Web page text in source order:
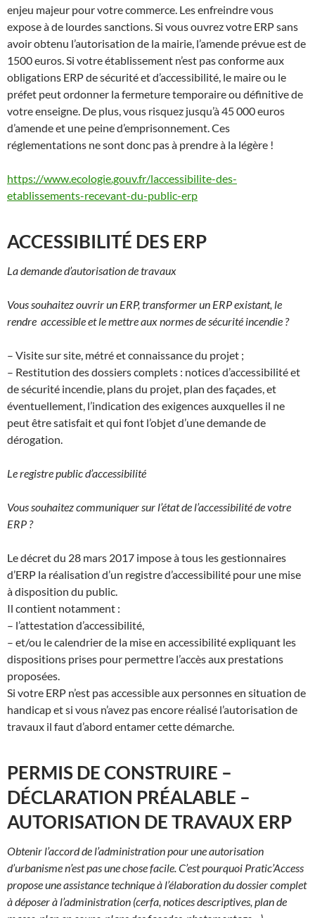
enjeu majeur pour votre commerce. Les enfreindre vous
expose à de lourdes sanctions. Si vous ouvrez votre ERP sans
avoir obtenu l’autorisation de la mairie, l’amende prévue est de
1500 euros. Si votre établissement n’est pas conforme aux
obligations ERP de sécurité et d’accessibilité, le maire ou le
préfet peut ordonner la fermeture temporaire ou définitive de
votre enseigne. De plus, vous risquez jusqu’à 45 000 euros
d’amende et une peine d’emprisonnement. Ces
réglementations ne sont donc pas à prendre à la légère !
https://www.ecologie.gouv.fr/laccessibilite-des-
etablissements-recevant-du-public-erp
ACCESSIBILITÉ DES ERP
La demande d’autorisation de travaux
Vous souhaitez ouvrir un ERP, transformer un ERP existant, le
rendre accessible et le mettre aux normes de sécurité incendie ?
– Visite sur site, métré et connaissance du projet ;
– Restitution des dossiers complets : notices d’accessibilité et
de sécurité incendie, plans du projet, plan des façades, et
éventuellement, l’indication des exigences auxquelles il ne
peut être satisfait et qui font l’objet d’une demande de
dérogation.
Le registre public d’accessibilité
Vous souhaitez communiquer sur l’état de l’accessibilité de votre
ERP ?
Le décret du 28 mars 2017 impose à tous les gestionnaires
d’ERP la réalisation d’un registre d’accessibilité pour une mise
à disposition du public.
Il contient notamment :
– l’attestation d’accessibilité,
– et/ou le calendrier de la mise en accessibilité expliquant les
dispositions prises pour permettre l’accès aux prestations
proposées.
Si votre ERP n’est pas accessible aux personnes en situation de
handicap et si vous n’avez pas encore réalisé l’autorisation de
travaux il faut d’abord entamer cette démarche.
PERMIS DE CONSTRUIRE –
DÉCLARATION PRÉALABLE –
AUTORISATION DE TRAVAUX ERP
Obtenir l’accord de l’administration pour une autorisation
d’urbanisme n’est pas une chose facile. C’est pourquoi Pratic’Access
propose une assistance technique à l’élaboration du dossier complet
à déposer à l’administration (cerfa, notices descriptives, plan de